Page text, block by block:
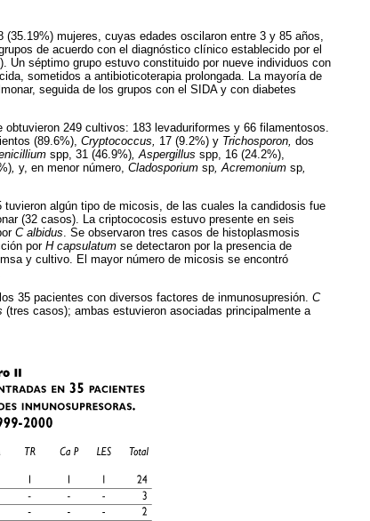
mujeres, cuyas edades oscilaron entre 3 y 85 años,
de acuerdo con el diagnóstico clínico establecido por el
). Un séptimo grupo estuvo constituido por nueve individuos con
sometidos a antibioticoterapia prolongada. La mayoría de
seguida de los grupos con el SIDA y con diabetes
249 cultivos: 183 levaduriformes y 66 filamentosos.
(89.6%), Cryptococcus, 17 (9.2%) y Trichosporon, dos
spp, 31 (46.9%), Aspergillus spp, 16 (24.2%),
, y, en menor número, Cladosporium sp, Acremonium sp,
algún tipo de micosis, de las cuales la candidosis fue
(32 casos). La criptococosis estuvo presente en seis
C albidus. Se observaron tres casos de histoplasmosis
porH capsulatum se detectaron por la presencia de
y cultivo. El mayor número de micosis se encontró
35 pacientes con diversos factores de inmunosupresión. C
(tres casos); ambas estuvieron asociadas principalmente a